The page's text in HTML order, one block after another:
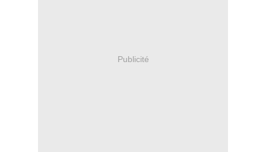
Publicité